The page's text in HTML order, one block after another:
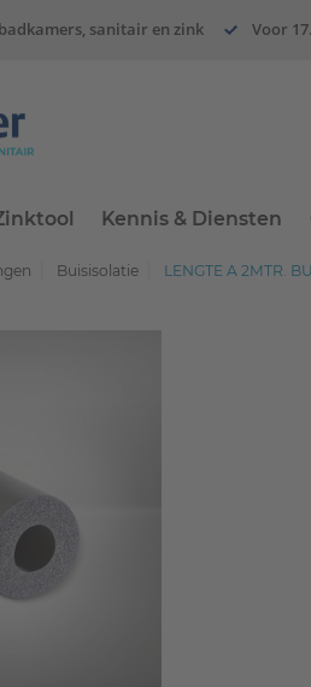
sanitair en zink Voor
Kennis & Diensten
Buisisolatie LENGTE A 2MTR.